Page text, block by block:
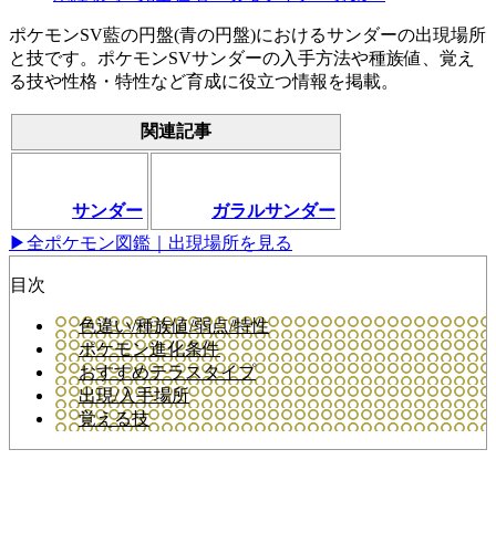
ポケモンSV藍の円盤(青の円盤)におけるサンダーの出現場所
と技です。ポケモンSVサンダーの入手方法や種族値、覚え
る技や性格・特性など育成に役立つ情報を掲載。
関連記事
サンダー
ガラルサンダー
▶全ポケモン図鑑｜出現場所を見る
目次
色違い/種族値/弱点/特性
ポケモン進化条件
おすすめテラスタイプ
出現/入手場所
覚える技